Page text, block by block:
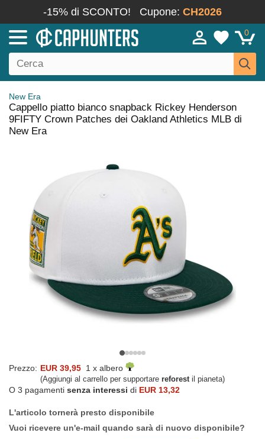
-15% di SCONTO! Cupone: CH2026
0
New Era
Cappello piatto bianco snapback Rickey Henderson
9FIFTY Crown Patches dei Oakland Athletics MLB di
New Era
Prezzo: EUR 39,95 1 x albero
(Aggiungi al carrello per supportare reforestil pianeta)
O 3 pagamenti senza interessi di EUR 13,32
L'articolo tornerà presto disponibile
Vuoi ricevere un'e-mail quando sarà di nuovo disponibile?